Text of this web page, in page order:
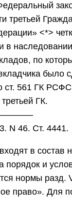
третьей
<*>
в
по
было
ст. 561 ГК
ГК.
N 46. Ст. 4441.
в состав
порядок и
нормы разд.
право». Для